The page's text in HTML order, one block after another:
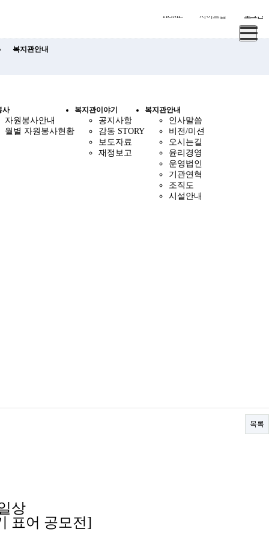
HOME 사이트맵 로그인
복지관안내
사
자원봉사안내
월별 자원봉사현황
복지관이야기
공지사항
감동 STORY
보도자료
재정보고
복지관안내
인사말씀
비전/미션
오시는길
윤리경영
운영법인
기관연혁
조직도
시설안내
목록
상
표어 공모전]